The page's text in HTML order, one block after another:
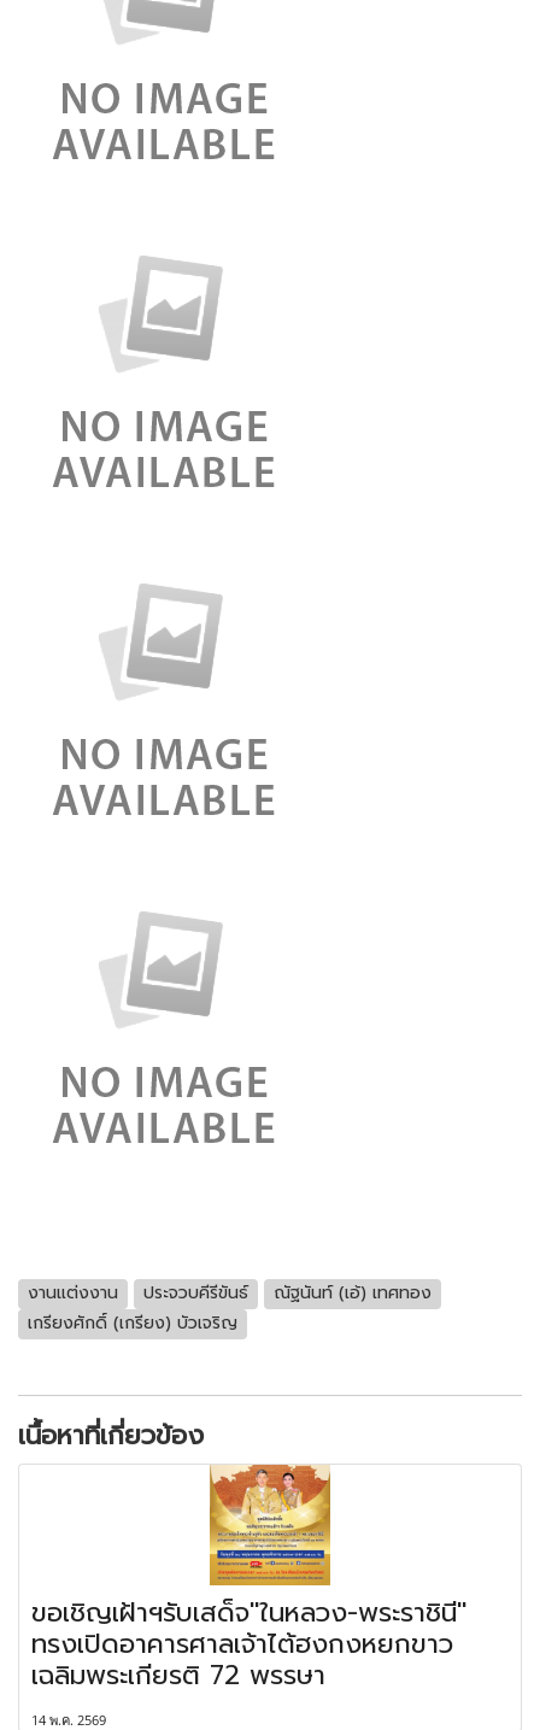
งานแต่งงาน ประจวบคีรีขันธ์
ณัฐนันท์ (เอ้) เทศทอง
เกรียงศักดิ์ (เกรียง) บัวเจริญ
เนื้อหาที่เกี่ยวข้อง
ขอเชิญเฝ้าฯรับเสด็จ"ในหลวง-พระราชินี"
ทรงเปิดอาคารศาลเจ้าไต้ฮงกงหยกขาว
เฉลิมพระเกียรติ 72 พรรษา
14 พ.ค. 2569